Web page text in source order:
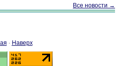
Все новости →
· Наверх